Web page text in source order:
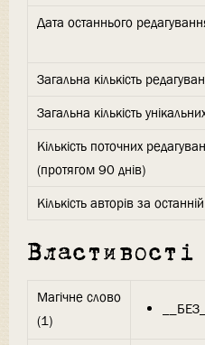
Дата останнього
Загальна кількість
Загальна кількість
Кількість поточних
(протягом 90 днів)
Кількість авторів за
Властивості
Магічне слово
(1)